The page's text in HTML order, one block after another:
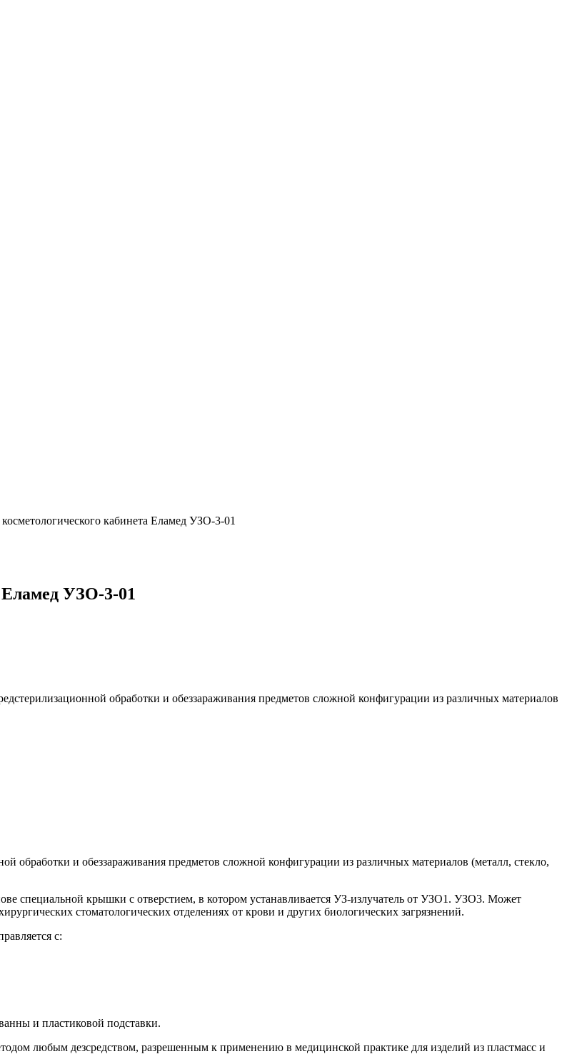
кабинета Еламед УЗО-3-01
Еламед УЗО-3-01
обработки и обеззараживания предметов сложной конфигурации из различных материалов
обработки и обеззараживания предметов сложной конфигурации из различных материалов (металл, стекло,
специальной крышки с отверстием, в котором устанавливается УЗ-излучатель от УЗО1. УЗО3. Может
стоматологических отделениях от крови и других биологических загрязнений.
с:
ванны и пластиковой подставки.
любым дезсредством, разрешенным к применению в медицинской практике для изделий из пластмасс и